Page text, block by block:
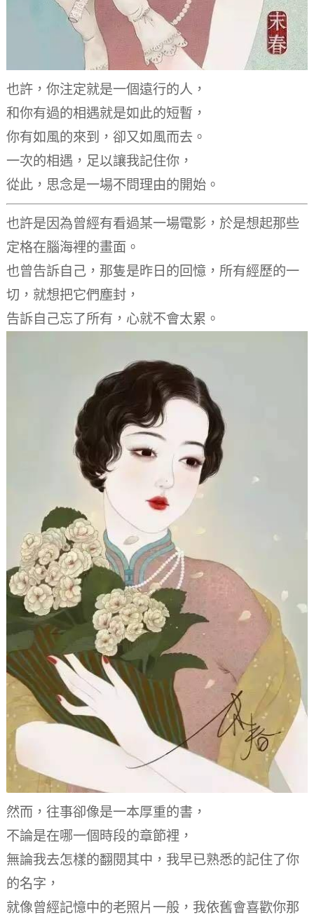
也許，你注定就是一個遠行的人，
和你有過的相遇就是如此的短暫，
你有如風的來到，卻又如風而去。
一次的相遇，足以讓我記住你，
從此，思念是一場不問理由的開始。
也許是因為曾經有看過某一場電影， 於是想起那些
定格在腦海裡的畫面。
也曾告訴自己，那隻是昨日的回憶， 所有經歷的一
切，就想把它們塵封，
告訴自己忘了所有，心就不會太累。
然而，往事卻像是一本厚重的書，
不論是在哪一個時段的章節裡，
無論我去怎樣的翻閱其中， 我早已熟悉的記住了你
的名字，
就像曾經記憶中的老照片一般，我依舊會喜歡你那